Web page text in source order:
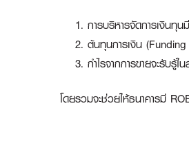
การบริหารจัดการเงินทุ
ต้นทุนการเงิน
กำไรจากการขายจะรับรู้
โดยรวมจะช่วยให้ธนาคารมี